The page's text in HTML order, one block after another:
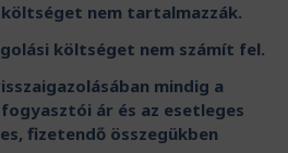
költséget nem tartalmazzák.
költséget nem számít fel.
mindig a
ár és az esetleges
fizetendő összegükben